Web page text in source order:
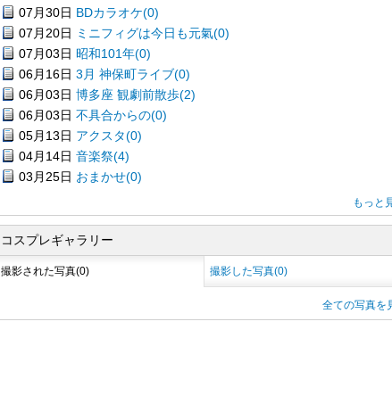
07月30日 BDカラオケ(0)
07月20日 ミニフィグは今日も元氣(0)
07月03日 昭和101年(0)
06月16日 3月 神保町ライブ(0)
06月03日 博多座 観劇前散歩(2)
06月03日 不具合からの(0)
05月13日 アクスタ(0)
04月14日 音楽祭(4)
03月25日 おまかせ(0)
もっと
コスプレギャラリー
撮影された写真(0) 撮影した写真(0)
全ての写真を